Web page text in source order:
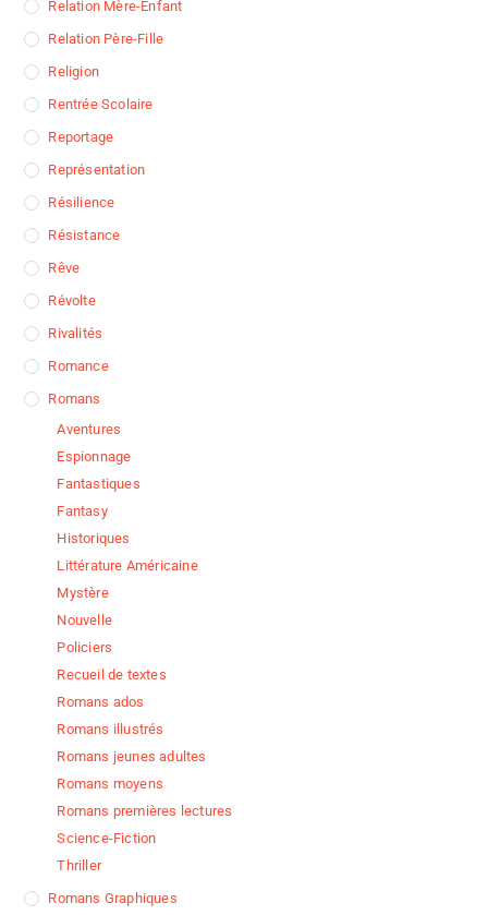
Relation Mère-Enfant
Relation Père-Fille
Religion
Rentrée Scolaire
Reportage
Représentation
Résilience
Résistance
Rêve
Révolte
Rivalités
Romance
Romans
Aventures
Espionnage
Fantastiques
Fantasy
Historiques
Littérature Américaine
Mystère
Nouvelle
Policiers
Recueil de textes
Romans ados
Romans illustrés
Romans jeunes adultes
Romans moyens
Romans premières lectures
Science-Fiction
Thriller
Romans Graphiques